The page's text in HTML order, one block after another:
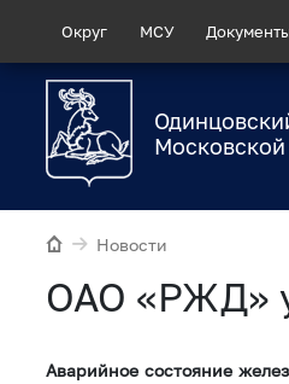
Округ МСУ
Новости
ОАО «РЖД»
Аварийное состояние